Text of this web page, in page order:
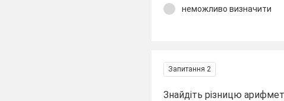
неможливо визначити
Запитання 2
Знайдіть різницю